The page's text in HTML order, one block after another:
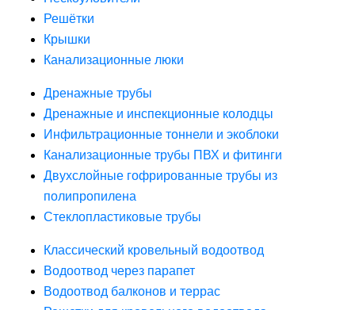
Решётки
Крышки
Канализационные люки
Дренажные трубы
Дренажные и инспекционные колодцы
Инфильтрационные тоннели и экоблоки
Канализационные трубы ПВХ и фитинги
Двухслойные гофрированные трубы из
полипропилена
Стеклопластиковые трубы
Классический кровельный водоотвод
Водоотвод через парапет
Водоотвод балконов и террас